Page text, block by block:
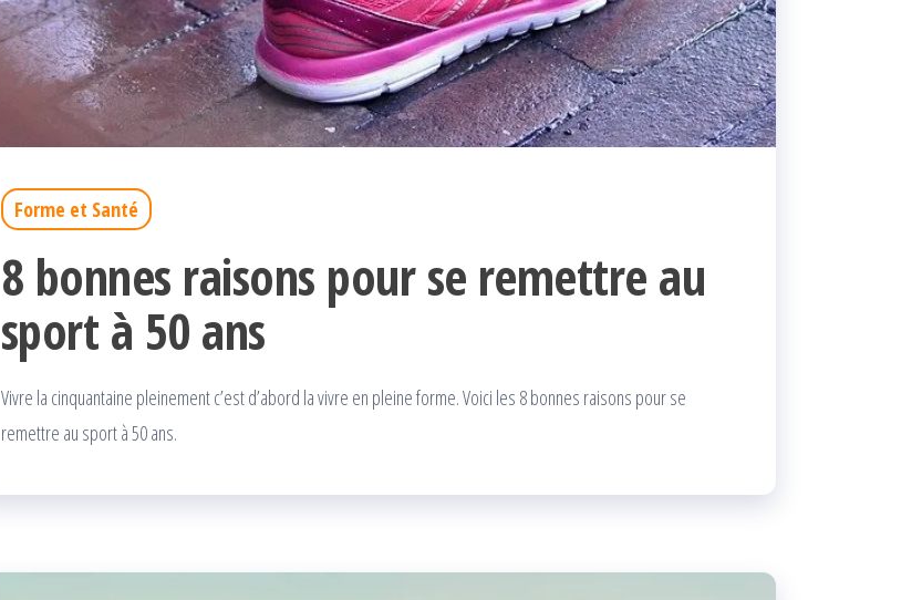
Forme et Santé
8 bonnes raisons pour se remettre au
sport à 50 ans
Vivre la cinquantaine pleinement c’est d’abord la vivre en pleine forme. Voici les 8 bonnes raisons pour se
remettre au sport à 50 ans.